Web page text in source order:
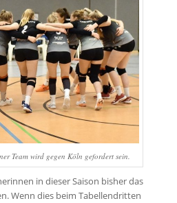
Team wird gegen Köln gefordert sein.
in dieser Saison bisher das
Wenn dies beim Tabellendritten